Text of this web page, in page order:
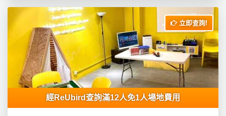
立即查詢!
經ReUbird查詢滿12人免1人場地費用